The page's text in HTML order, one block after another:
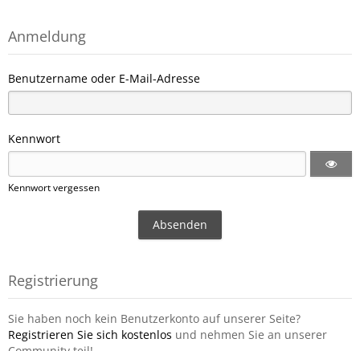
Anmeldung
Benutzername oder E-Mail-Adresse
Kennwort
Kennwort vergessen
Registrierung
Sie haben noch kein Benutzerkonto auf unserer Seite?
Registrieren Sie sich kostenlos und nehmen Sie an unserer